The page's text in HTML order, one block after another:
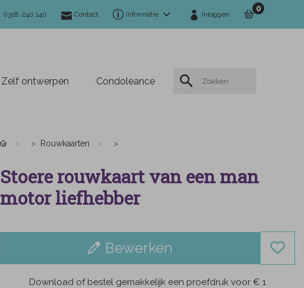
0318-240 140 Contact Informatie Inloggen
0
Zelf ontwerpen Condoleance
Rouwkaarten
Stoere rouwkaart van een man
motor liefhebber
Bewerken
Download of bestel gemakkelijk een proefdruk voor € 1